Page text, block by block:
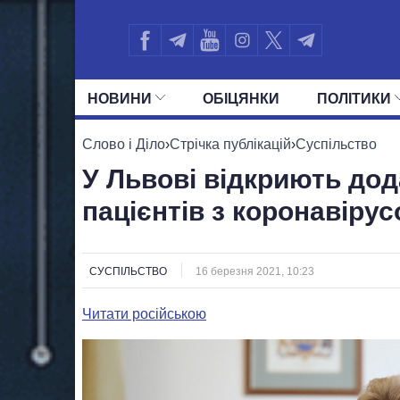
НОВИНИ ОБIЦЯНКИ ПОЛIТИКИ
УСІ ПОЛІТИКИ ПРЕЗИДЕНТ І ОФІС
Слово і Діло›Стрічка публікацій›Суспільство
У Львові відкриють
пацієнтів з
СУСПІЛЬСТВО 16 березня 2021, 10:23
Читати російською